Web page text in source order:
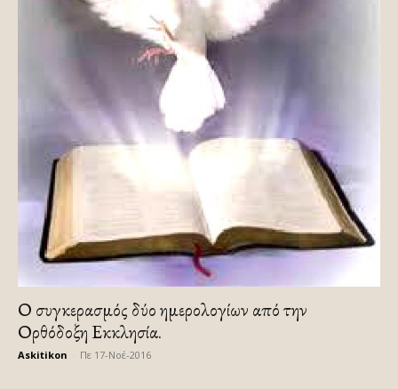
Ο συγκερασμός δύο ημερολογίων από την
Ορθόδοξη Εκκλησία.
Askitikon Πε 17-Νοέ-2016